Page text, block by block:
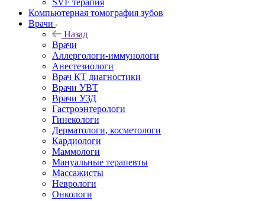
SVF терапия
Компьютерная томография зубов
Врачи
Назад
Врачи
Аллергологи-иммунологи
Анестезиологи
Врач КТ диагностики
Врачи УВТ
Врачи УЗД
Гастроэнтерологи
Гинекологи
Дерматологи, косметологи
Кардиологи
Маммологи
Мануальные терапевты
Массажисты
Неврологи
Онкологи